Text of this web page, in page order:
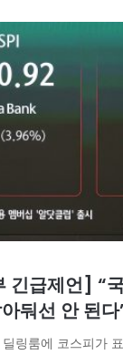
긴급제언] “
둬선 안 된다
링룸에 코스피가